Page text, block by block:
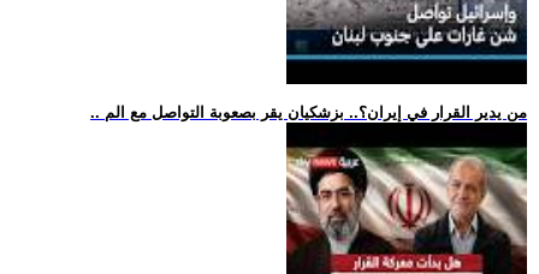
.. من يدير القرار في إيران؟.. بزشكيان يقر بصعوبة التواصل مع الم